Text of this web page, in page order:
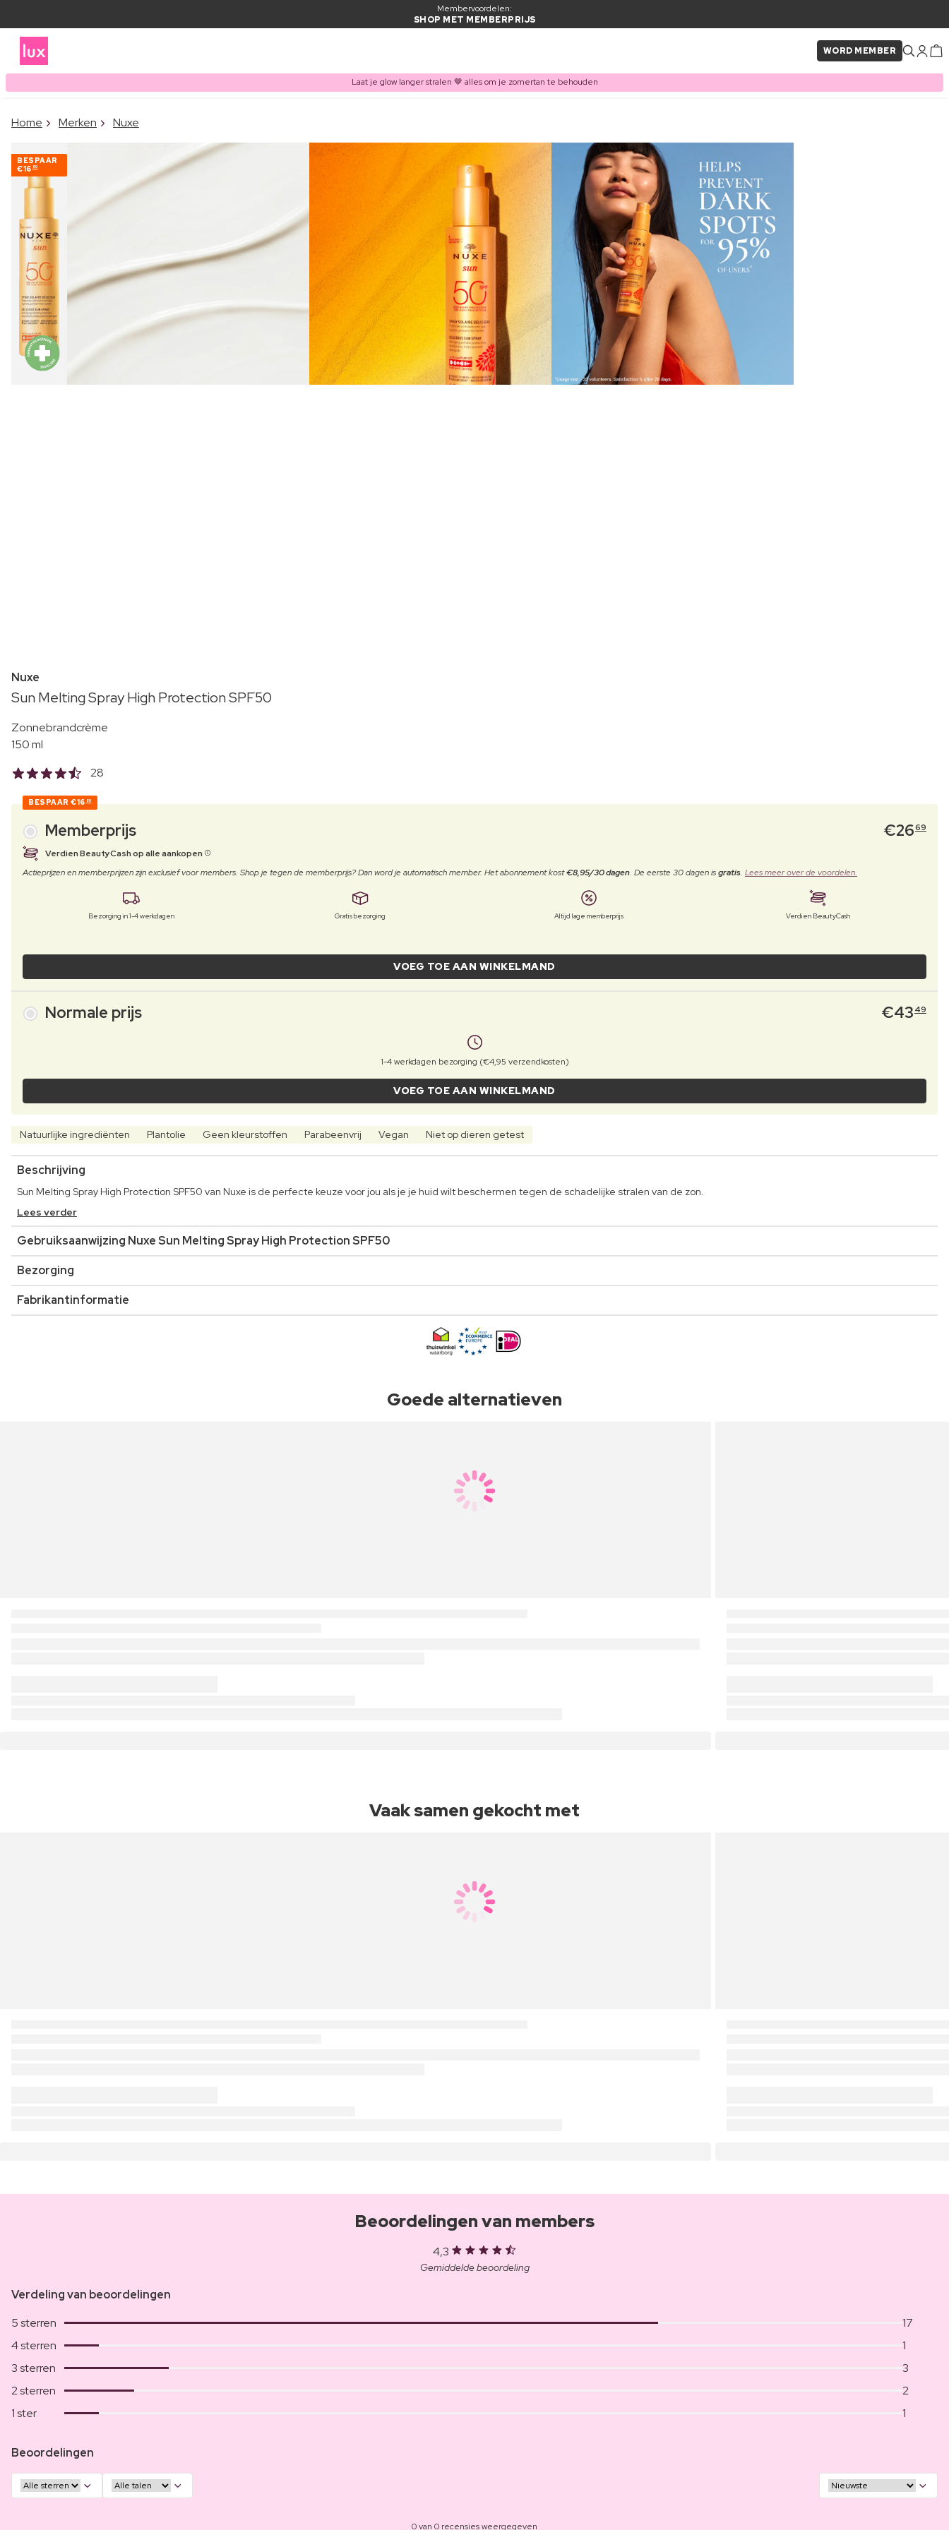
Membervoordelen:
SHOP MET MEMBERPRIJS
WORD MEMBER
Laat je glow langer stralen 🤎 alles om je zomertan te behouden
Home Merken Nuxe
BESPAAR
€16 80
Nuxe
Sun Melting Spray High Protection SPF50
Zonnebrandcrème
150 ml
28
BESPAAR €16 80
Memberprijs €2669
Verdien BeautyCash op alle aankopen
Actieprijzen en memberprijzen zijn exclusief voor members. Shop je tegen de memberprijs? Dan word je automatisch member. Het abonnement kost€8,95/30 dagen. De eerste 30 dagen isgratis. Lees meer over de voordelen.
Bezorging in 1-4 werkdagen Gratis bezorging Altijd lage memberprijs Verdien BeautyCash
VOEG TOE AAN WINKELMAND
Normale prijs €43 49
1-4 werkdagen bezorging (€4,95 verzendkosten)
VOEG TOE AAN WINKELMAND
Natuurlijke ingrediënten Plantolie Geen kleurstoffen Parabeenvrij Vegan Niet op dieren getest
Beschrijving
Sun Melting Spray High Protection SPF50 van Nuxe is de perfecte keuze voor jou als je je huid wilt beschermen tegen de schadelijke stralen van de zon.
Lees verder
Gebruiksaanwijzing Nuxe Sun Melting Spray High Protection SPF50
Bezorging
Fabrikantinformatie
Goede alternatieven
Vaak samen gekocht met
Beoordelingen van members
4,3
Gemiddelde beoordeling
Verdeling van beoordelingen
5 sterren
17
4 sterren
1
3 sterren
3
2 sterren
2
1 ster
1
Beoordelingen
0 van 0 recensies weergegeven